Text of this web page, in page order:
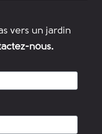
r
a
m
vers un jardin
nous.